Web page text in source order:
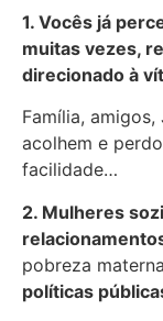
1. Vocês já
muitas vezes,
direcionado à
Família,
acolhem e
facilidade…
2. Mulheres
pobreza
políticas